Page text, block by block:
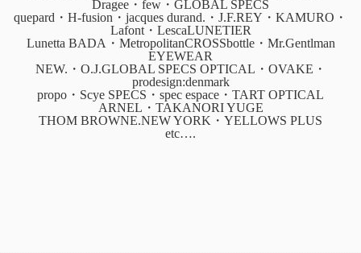
Dragee・few・GLOBAL SPECS
quepard・H-fusion・jacques durand.・J.F.REY・KAMURO・
Lafont・LescaLUNETIER
Lunetta BADA・MetropolitanCROSSbottle・Mr.Gentlman
EYEWEAR
NEW.・O.J.GLOBAL SPECS OPTICAL・OVAKE・
prodesign:denmark
propo・Scye SPECS・spec espace・TART OPTICAL
ARNEL・TAKANORI YUGE
THOM BROWNE.NEW YORK・YELLOWS PLUS
etc….